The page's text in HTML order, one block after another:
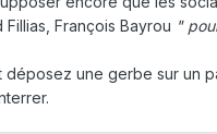
François Bayrou "
une gerbe sur un